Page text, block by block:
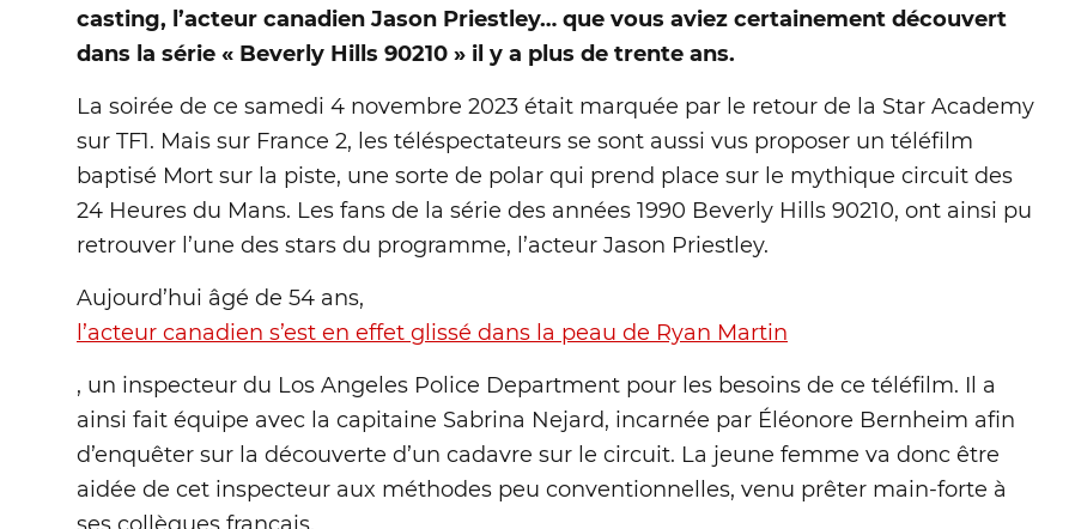
casting, l’acteur canadien Jason Priestley… que vous aviez certainement découvert
dans la série « Beverly Hills 90210 » il y a plus de trente ans.
La soirée de ce samedi 4 novembre 2023 était marquée par le retour de la Star Academy
sur TF1. Mais sur France 2, les téléspectateurs se sont aussi vus proposer un téléfilm
baptisé Mort sur la piste, une sorte de polar qui prend place sur le mythique circuit des
24 Heures du Mans. Les fans de la série des années 1990 Beverly Hills 90210, ont ainsi pu
retrouver l’une des stars du programme, l’acteur Jason Priestley.
Aujourd’hui âgé de 54 ans,
l’acteur canadien s’est en effet glissé dans la peau de Ryan Martin
, un inspecteur du Los Angeles Police Department pour les besoins de ce téléfilm. Il a
ainsi fait équipe avec la capitaine Sabrina Nejard, incarnée par Éléonore Bernheim afin
d’enquêter sur la découverte d’un cadavre sur le circuit. La jeune femme va donc être
aidée de cet inspecteur aux méthodes peu conventionnelles, venu prêter main-forte à